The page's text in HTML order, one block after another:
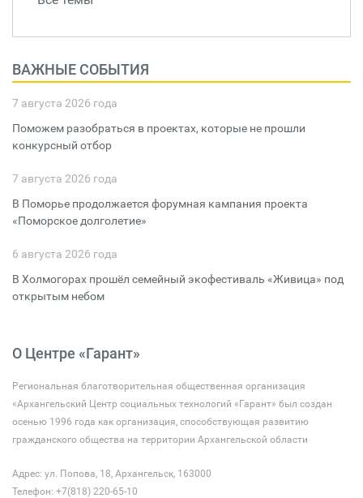
ВАЖНЫЕ СОБЫТИЯ
7 августа 2026 года
Поможем разобраться в проектах, которые не прошли
конкурсный отбор
7 августа 2026 года
В Поморье продолжается форумная кампания проекта
«Поморское долголетие»
6 августа 2026 года
В Холмогорах прошёл семейный экофестиваль «Живица» под
открытым небом
О Центре «Гарант»
Региональная благотворительная общественная организация
«Архангельский Центр социальных технологий «Гарант» был создан
осенью 1996 года как организация, способствующая развитию
гражданского общества на территории Архангельской области
Адрес: ул. Попова, 18, Архангельск, 163000
Телефон: +7(818) 220-65-10